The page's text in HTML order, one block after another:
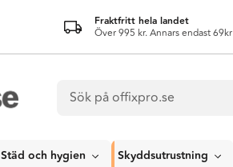
Fraktfritt hela landet
Över 995 kr. Annars endast 69kr
Städ och hygien Skyddsutrustning